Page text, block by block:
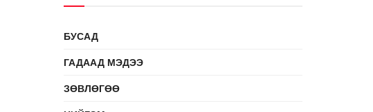
БУСАД
ГАДААД МЭДЭЭ
ЗӨВЛӨГӨӨ